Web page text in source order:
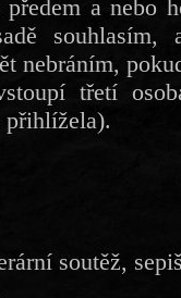
a nebo
souhlasím,
nebráním,
třetí
přihlížela).
soutěž,